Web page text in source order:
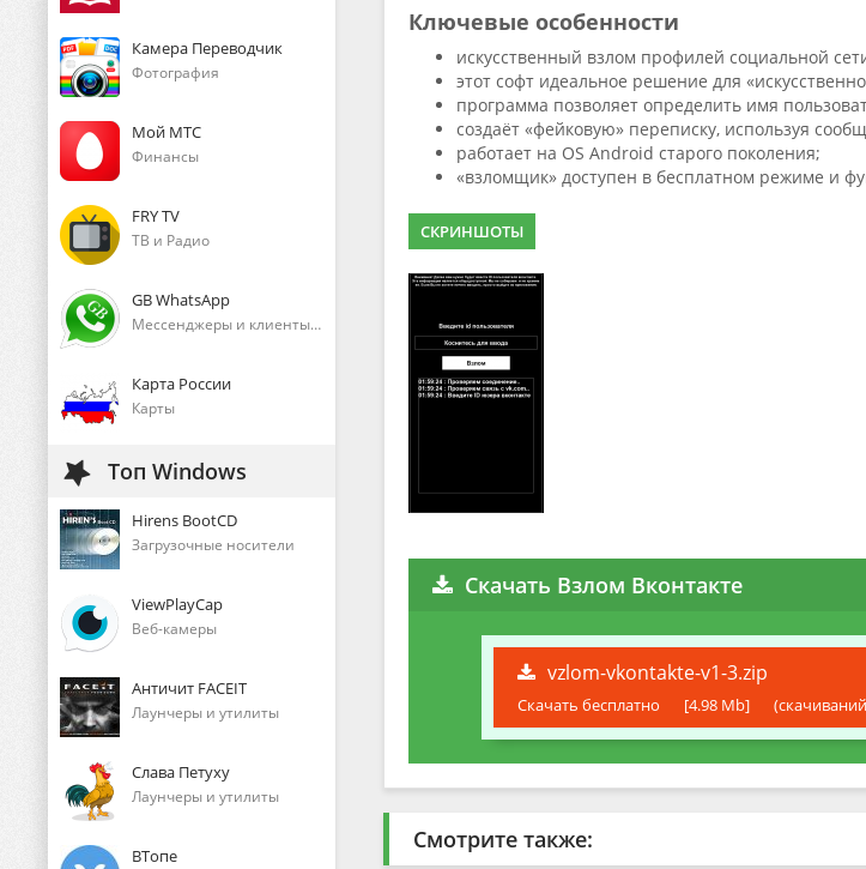
Камера Переводчик
Фотография
Мой МТС
Финансы
FRY TV
ТВ и Радио
GB WhatsApp
Мессенджеры и клиенты голосового общения
Карта России
Карты
Топ Windows
Hirens BootCD
Загрузочные носители
ViewPlayCap
Веб-камеры
Античит FACEIT
Лаунчеры и утилиты
Слава Петуху
Лаунчеры и утилиты
ВТопе
Ключевые особенности
искусственный взлом профилей социальной
этот софт идеальное решение для
программа позволяет определить имя
создаёт «фейковую» переписку, используя
работает на OS Android старого поколения;
«взломщик» доступен в бесплатном режиме и
СКРИНШОТЫ
Скачать Взлом Вконтакте
vzlom-vkontakte-v1-3.zip
Скачать бесплатно [4.98 Mb]
Смотрите также: